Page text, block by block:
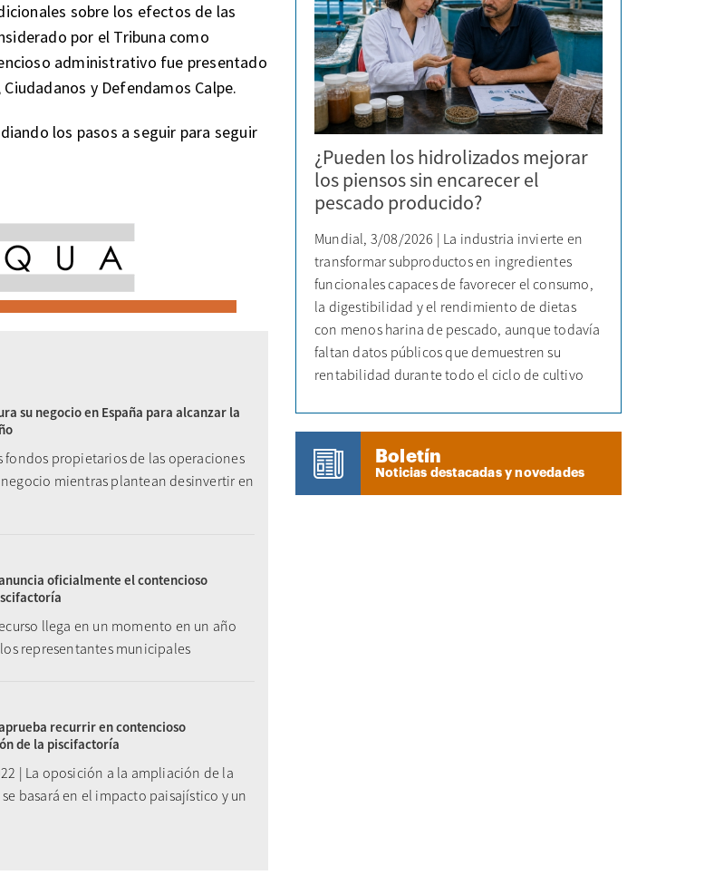
sobre los efectos de las
por el Tribuna como
administrativo fue presentado
y Defendamos Calpe.
los pasos a seguir para seguir
su negocio en España para alcanzar la
fondos propietarios de las operaciones
mientras plantean desinvertir en
oficialmente el contencioso
llega en un momento en un año
representantes municipales
recurrir en contencioso
de la piscifactoría
| La oposición a la ampliación de la
basará en el impacto paisajístico y un
¿Pueden los hidrolizados mejorar
los piensos sin encarecer el
pescado producido?
Mundial, 3/08/2026 | La industria invierte en
transformar subproductos en ingredientes
funcionales capaces de favorecer el consumo,
la digestibilidad y el rendimiento de dietas
con menos harina de pescado, aunque todavía
faltan datos públicos que demuestren su
rentabilidad durante todo el ciclo de cultivo
Boletín
Noticias destacadas y novedades